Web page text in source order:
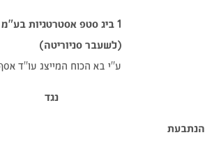
1 ביג סטפ אסטרטגיות בע"מ
(לשעבר סניוריטה)
ע"י בא הכוח המייצג עו"ד
נגד
הנתבעת